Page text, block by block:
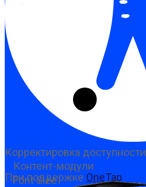
Корректировка доступности
При поддержке OneTap
Контент-модули
Font Size